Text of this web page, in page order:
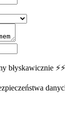
błyskawicznie